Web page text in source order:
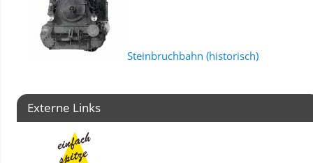
Steinbruchbahn (historisch)
Externe Links